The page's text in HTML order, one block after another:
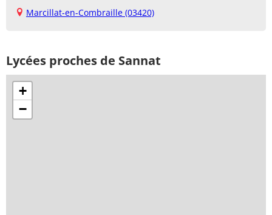
Marcillat-en-Combraille (03420)
Lycées proches de Sannat
+
−